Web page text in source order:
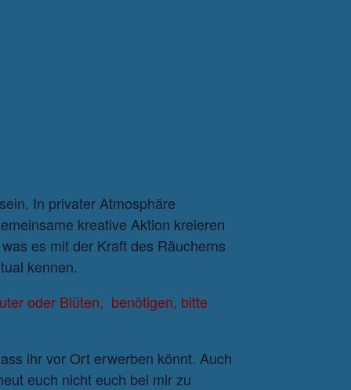
In privater Atmosphäre
kreative Aktion kreieren
es mit der Kraft des Räucherns
kennen.
oder Blüten, benötigen, bitte
ihr vor Ort erwerben könnt. Auch
euch nicht euch bei mir zu